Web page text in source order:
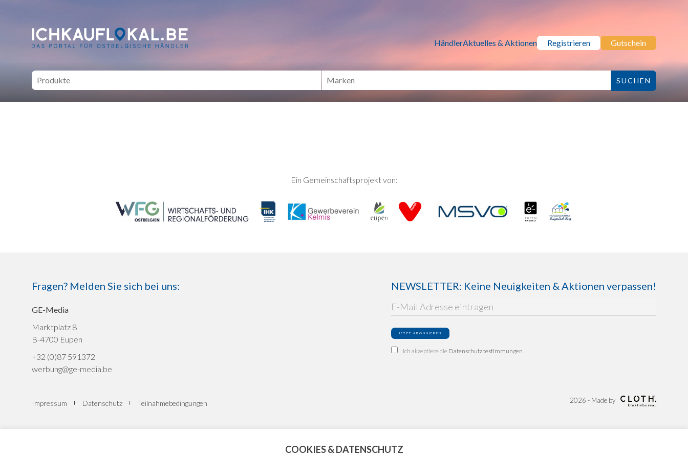
ich kauf lokal - Bei lokalen Händlern online Shoppen HändlerAktuelles & Aktionen Registrieren Gutschein
Ein Gemeinschaftsprojekt von:
Fragen? Melden Sie sich bei uns:
GE-Media
Marktplatz 8
B-4700 Eupen
+32 (0)87 591372
werbung@ge-media.be
NEWSLETTER: Keine Neuigkeiten & Aktionen verpassen!
Ich akzeptiere die Datenschutzbestimmungen
Impressum Datenschutz Teilnahmebedingungen 2026 - Made by
COOKIES & DATENSCHUTZ